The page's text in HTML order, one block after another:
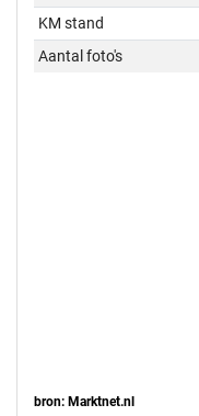
KM stand
Aantal foto's
bron: Marktnet.nl